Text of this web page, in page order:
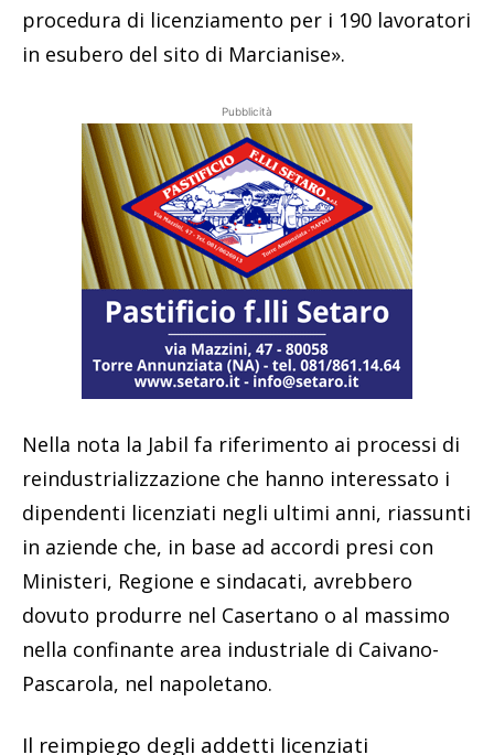
procedura di licenziamento per i 190 lavoratori
in esubero del sito di Marcianise».
Pubblicità
Nella nota la Jabil fa riferimento ai processi di
reindustrializzazione che hanno interessato i
dipendenti licenziati negli ultimi anni, riassunti
in aziende che, in base ad accordi presi con
Ministeri, Regione e sindacati, avrebbero
dovuto produrre nel Casertano o al massimo
nella confinante area industriale di Caivano-
Pascarola, nel napoletano.
Il reimpiego degli addetti licenziati